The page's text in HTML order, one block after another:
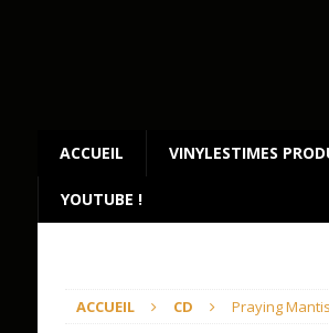
ACCUEIL VINYLESTIMES
YOUTUBE !
ACCUEIL CD Praying